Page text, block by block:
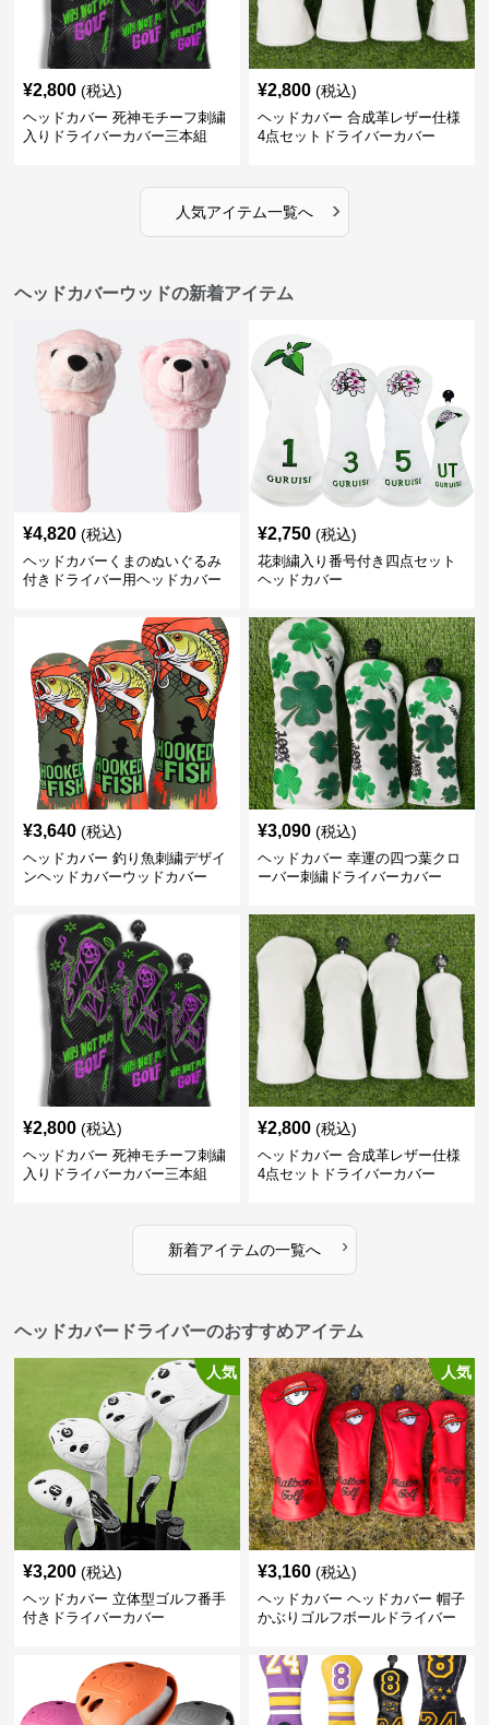
¥2,800 (税込)
ヘッドカバー 死神モチーフ刺繍
入りドライバーカバー三本組
¥2,800 (税込)
ヘッドカバー 合成革レザー仕様
4点セットドライバーカバー
人気アイテム一覧へ ›
ヘッドカバーウッドの新着アイテム
¥4,820 (税込)
ヘッドカバーくまのぬいぐるみ
付きドライバー用ヘッドカバー
¥2,750 (税込)
花刺繍入り番号付き四点セット
ヘッドカバー
¥3,640 (税込)
ヘッドカバー 釣り魚刺繍デザイ
ンヘッドカバーウッドカバー
¥3,090 (税込)
ヘッドカバー 幸運の四つ葉クロ
ーバー刺繍ドライバーカバー
¥2,800 (税込)
ヘッドカバー 死神モチーフ刺繍
入りドライバーカバー三本組
¥2,800 (税込)
ヘッドカバー 合成革レザー仕様
4点セットドライバーカバー
新着アイテムの一覧へ ›
ヘッドカバードライバーのおすすめアイテム
人気
¥3,200 (税込)
ヘッドカバー 立体型ゴルフ番手
付きドライバーカバー
人気
¥3,160 (税込)
ヘッドカバー ヘッドカバー 帽子
かぶりゴルフボールドライバー